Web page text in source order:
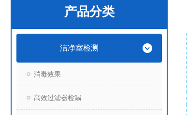
产品分类
洁净室检测
消毒效果
高效过滤器检漏